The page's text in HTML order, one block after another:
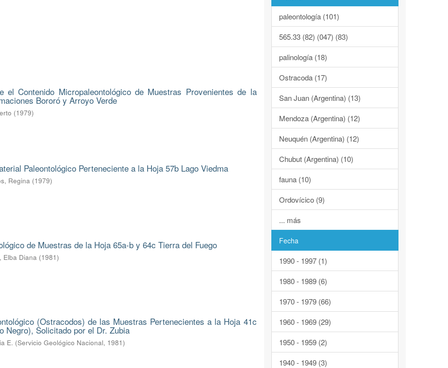
el Contenido Micropaleontológico de Muestras Provenientes de la
Bororó y Arroyo Verde
(1979)
Paleontológico Perteneciente a la Hoja 57b Lago Viedma
Regina (1979)
de Muestras de la Hoja 65a-b y 64c Tierra del Fuego
Elba Diana (1981)
(Ostracodos) de las Muestras Pertenecientes a la Hoja 41c
Negro), Solicitado por el Dr. Zubia
E. (Servicio Geológico Nacional, 1981)
paleontología (101)
565.33 (82) (047) (83)
palinología (18)
Ostracoda (17)
San Juan (Argentina) (13)
Mendoza (Argentina) (12)
Neuquén (Argentina) (12)
Chubut (Argentina) (10)
fauna (10)
Ordovícico (9)
... más
Fecha
1990 - 1997 (1)
1980 - 1989 (6)
1970 - 1979 (66)
1960 - 1969 (29)
1950 - 1959 (2)
1940 - 1949 (3)